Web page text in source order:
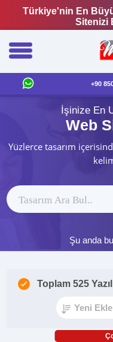
Türkiye'nin En
Sitenizi
+90
İşinize En
Web
Yüzlerce tasarım
Şu anda
Toplam 525